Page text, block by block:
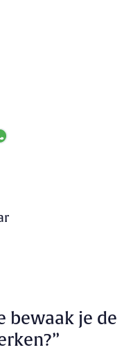
bewaak je de
”